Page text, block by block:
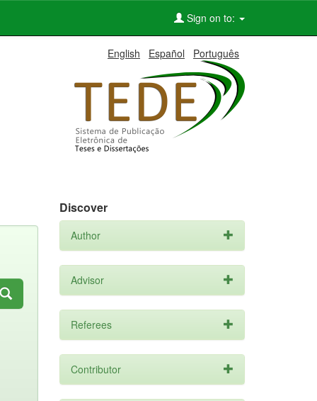
Sign on to:
English Español Português
Discover
Author
Advisor
Referees
Contributor